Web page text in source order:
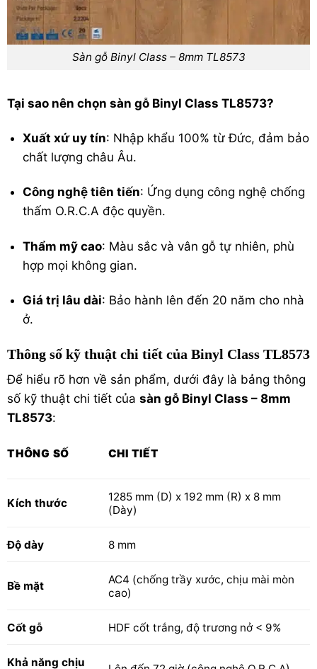
Sàn gỗ Binyl Class – 8mm TL8573
Tại sao nên chọn sàn gỗ Binyl Class TL8573?
Xuất xứ uy tín: Nhập khẩu 100% từ Đức, đảm bảo
chất lượng châu Âu.
Công nghệ tiên tiến: Ứng dụng công nghệ chống
thấm O.R.C.A độc quyền.
Thẩm mỹ cao: Màu sắc và vân gỗ tự nhiên, phù
hợp mọi không gian.
Giá trị lâu dài: Bảo hành lên đến 20 năm cho nhà
ở.
Thông số kỹ thuật chi tiết của Binyl Class TL8573
Để hiểu rõ hơn về sản phẩm, dưới đây là bảng thông
số kỹ thuật chi tiết của sàn gỗ Binyl Class – 8mm
TL8573:
THÔNG SỐ CHI TIẾT
Kích thước
1285 mm (D) x 192 mm (R) x 8 mm
(Dày)
Độ dày 8 mm
Bề mặt
AC4 (chống trầy xước, chịu mài mòn
cao)
Cốt gỗ HDF cốt trắng, độ trương nở < 9%
Khả năng chịu